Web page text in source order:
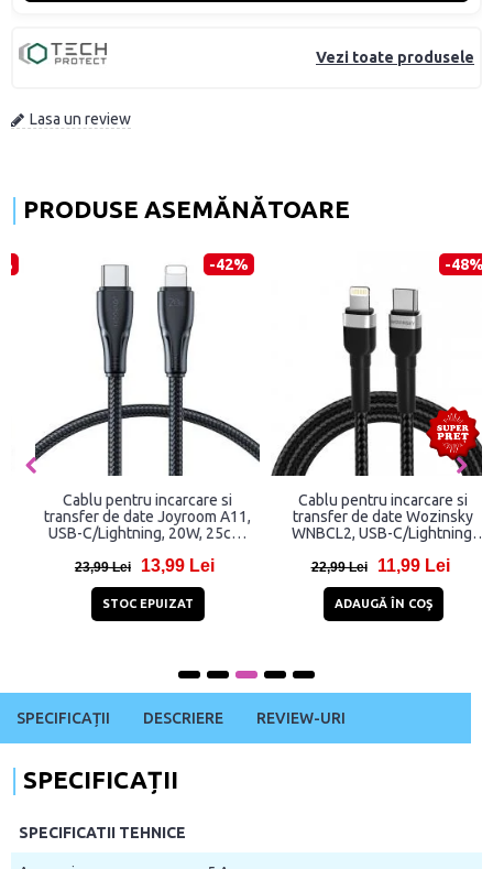
Vezi toate produsele
Lasa un review
PRODUSE ASEMĂNĂTOARE
-42%
Cablu pentru incarcare si
transfer de date Joyroom A11,
USB-C/Lightning, 20W, 25cm,
23,99 Lei 13,99 Lei
STOC EPUIZAT
-48%
Cablu pentru incarcare si
transfer de date Wozinsky
WNBCL2, USB-C/Lightning,
22,99 Lei 11,99 Lei
ADAUGĂ ÎN COŞ
SPECIFICAȚII DESCRIERE REVIEW-URI
SPECIFICAȚII
SPECIFICATII TEHNICE